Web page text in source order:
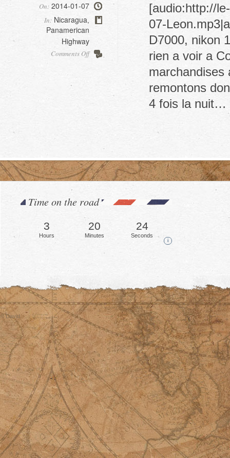
On: 2014-01-07
In: Nicaragua
Panamerican
Highway
Comments Offon
[audio:http://
07-
D7000, nikon
rien a voir a
marchandises
remontons
4 fois la nuit…
Time on the road
3
Hours
20
Minutes
28
Seconds
i
© David